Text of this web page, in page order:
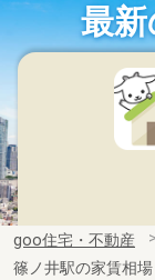
最
goo住宅・不動産
篠ノ井駅の家賃相場